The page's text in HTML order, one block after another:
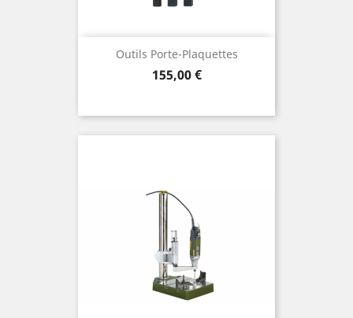
Outils Porte-Plaquettes
Preis
155,00 €